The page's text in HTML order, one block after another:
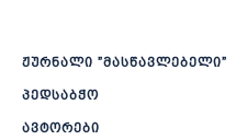
ჟურნალი ”მასწავლებელი”
პედსაბჭო
ავტორები